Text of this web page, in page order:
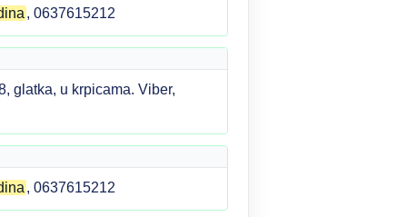
, 0637615212
glatka, u krpicama. Viber,
, 0637615212